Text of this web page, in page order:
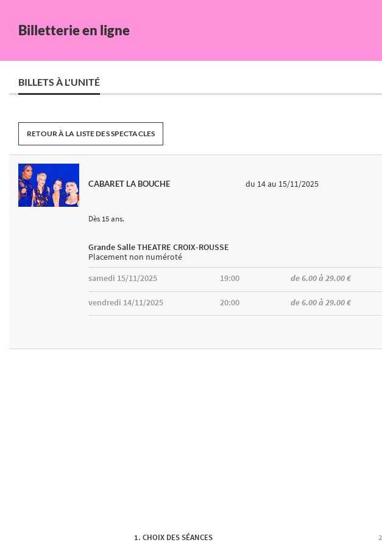
Billetterie en ligne
BILLETS À L'UNITÉ
RETOUR À LA LISTE DES SPECTACLES
CABARET LA BOUCHE du 14au 15/11/2025
Dès 15 ans.
Grande Salle THEATRE CROIX-ROUSSE
Placement non numéroté
samedi 15/11/2025
19:00 de 6.00 à 29.00 €
vendredi 14/11/2025 20:00 de 6.00 à 29.00 €
CHOIX DES SÉANCES